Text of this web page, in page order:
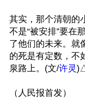
其实，那个清朝的
不是“被安排”要在
了他们的未来。就
的死是有定数，不
泉路上。(文/许灵